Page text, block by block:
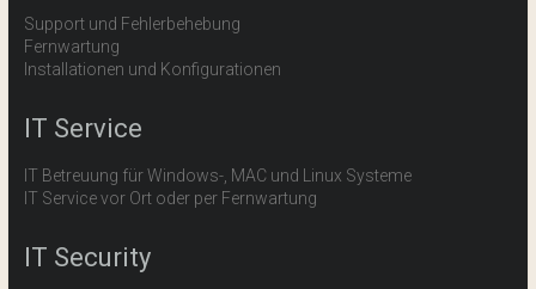
Support und Fehlerbehebung
Fernwartung
Installationen und Konfigurationen
IT Service
IT Betreuung für Windows-, MAC und Linux Systeme
IT Service vor Ort oder per Fernwartung
IT Security